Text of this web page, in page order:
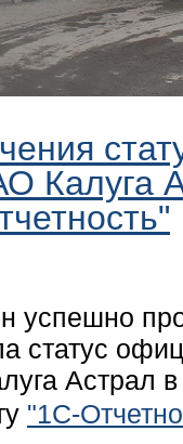
Калуга
успешно
статус
Астрал
"1С-